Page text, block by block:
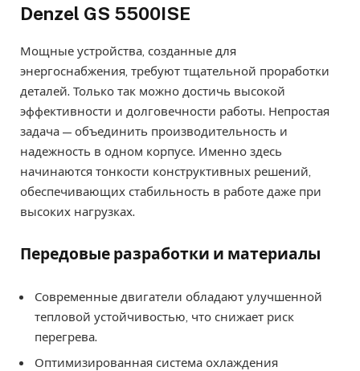
Denzel GS 5500ISE
Мощные устройства, созданные для
энергоснабжения, требуют тщательной проработки
деталей. Только так можно достичь высокой
эффективности и долговечности работы. Непростая
задача — объединить производительность и
надежность в одном корпусе. Именно здесь
начинаются тонкости конструктивных решений,
обеспечивающих стабильность в работе даже при
высоких нагрузках.
Передовые разработки и материалы
Современные двигатели обладают улучшенной
тепловой устойчивостью, что снижает риск
перегрева.
Оптимизированная система охлаждения